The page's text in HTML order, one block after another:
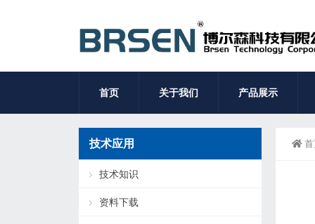
首页 关于我们 产品展示
技术应用
技术知识
资料下载